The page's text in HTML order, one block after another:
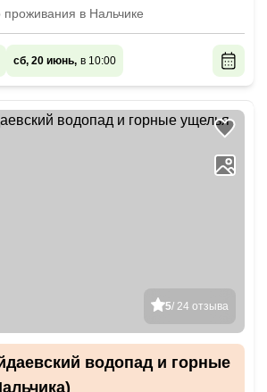
проживания в Нальчике
сб, 20 июнь, в 10:00
5/ 24 отзыва
водопад и горные